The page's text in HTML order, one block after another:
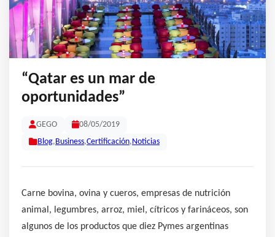
“Qatar es un mar de
oportunidades”
GEGO 08/05/2019
Blog, Business,Certificación, Noticias
Carne bovina, ovina y cueros, empresas de nutrición
animal, legumbres, arroz, miel, cítricos y farináceos, son
algunos de los productos que diez Pymes argentinas